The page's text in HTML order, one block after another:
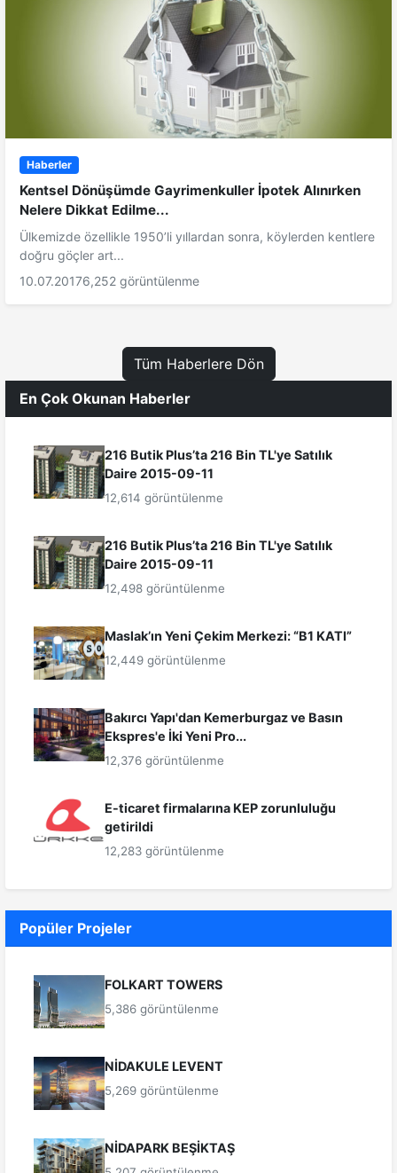
Haberler
Kentsel Dönüşümde Gayrimenkuller İpotek Alınırken
Nelere Dikkat Edilme...
Ülkemizde özellikle 1950’li yıllardan sonra, köylerden kentlere
doğru göçler art...
10.07.20176,252 görüntülenme
Tüm Haberlere Dön
En Çok Okunan Haberler
216 Butik Plus’ta 216 Bin TL'ye Satılık
Daire 2015-09-11
12,614 görüntülenme
216 Butik Plus’ta 216 Bin TL'ye Satılık
Daire 2015-09-11
12,498 görüntülenme
Maslak’ın Yeni Çekim Merkezi: “B1 KATI”
12,449 görüntülenme
Bakırcı Yapı'dan Kemerburgaz ve Basın
Ekspres'e İki Yeni Pro...
12,376 görüntülenme
E-ticaret firmalarına KEP zorunluluğu
getirildi
12,283 görüntülenme
Popüler Projeler
FOLKART TOWERS
5,386 görüntülenme
NİDAKULE LEVENT
5,269 görüntülenme
NİDAPARK BEŞİKTAŞ